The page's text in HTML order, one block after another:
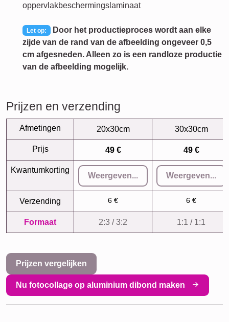
oppervlakbeschermingslaminaat
Let op:
Door het productieproces wordt aan elke
zijde van de rand van de afbeelding ongeveer 0,5
cm afgesneden. Alleen zo is een randloze productie
van de afbeelding mogelijk.
Prijzen en verzending
Afmetingen 20x30cm 30x30cm
Prijs 49 € 49 €
Kwantumkorting
Weergeven... Weergeven...
Verzending 6 € 6 €
Formaat 2:3 / 3:2 1:1 / 1:1
Prijzen vergelijken
Nu fotocollage op aluminium dibond maken